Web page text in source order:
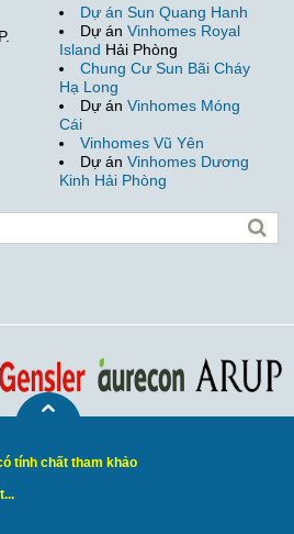
Dự án Sun Quang Hanh
Dự án Vinhomes Royal
Island Hải Phòng
Chung Cư Sun Bãi Cháy
Hạ Long
Dự án Vinhomes Móng
Cái
Vinhomes Vũ Yên
Dự án Vinhomes Dương
Kinh Hải Phòng
tính chất tham khảo